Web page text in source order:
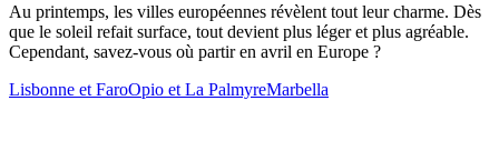
Au printemps, les villes européennes révèlent tout leur charme. Dès
que le soleil refait surface, tout devient plus léger et plus agréable.
Cependant, savez-vous où partir en avril en Europe ?
Lisbonne et FaroOpio et La PalmyreMarbella